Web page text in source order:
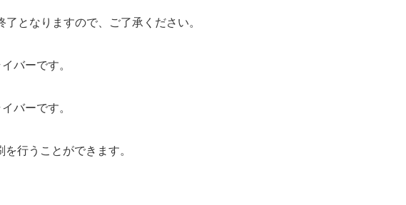
となりますので、ご了承ください。
バーです。
バーです。
行うことができます。